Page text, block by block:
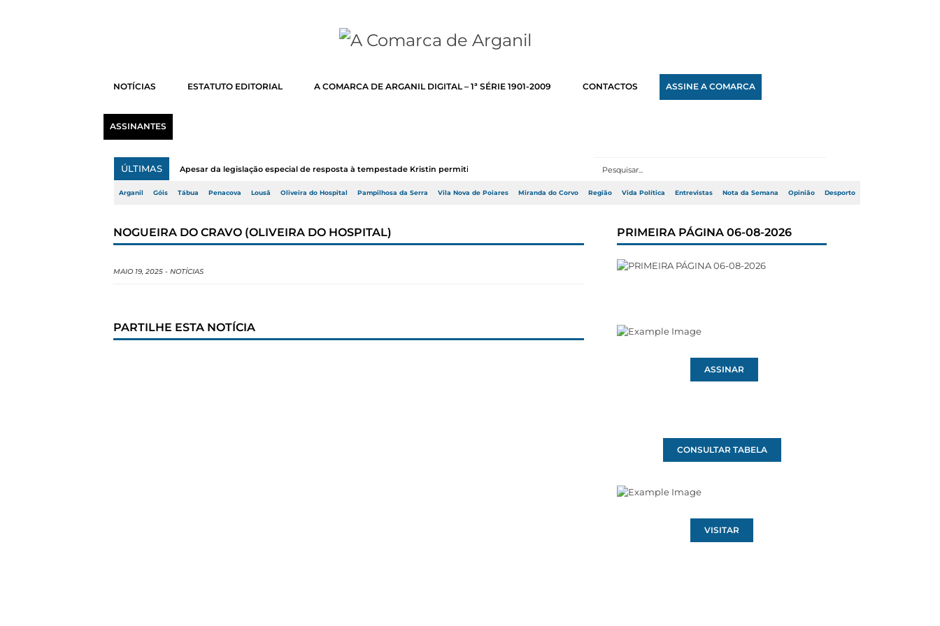
NOTÍCIAS ESTATUTO EDITORIAL A COMARCA DE ARGANIL DIGITAL – 1ª SÉRIE 1901-2009 CONTACTOS ASSINE A COMARCA
ASSINANTES
ÚLTIMAS Apesar da legislação especial de resposta à tempestade Kristin permitir a adj...
Arganil Góis Tábua Penacova Lousã Oliveira do Hospital Pampilhosa da Serra Vila Nova de Poiares Miranda do Corvo Região Vida Política Entrevistas Nota da Semana Opinião Desporto
NOGUEIRA DO CRAVO (OLIVEIRA DO HOSPITAL)
MAIO 19, 2025 - NOTÍCIAS
PARTILHE ESTA NOTÍCIA
PRIMEIRA PÁGINA 06-08-2026
ASSINAR
CONSULTAR TABELA
VISITAR